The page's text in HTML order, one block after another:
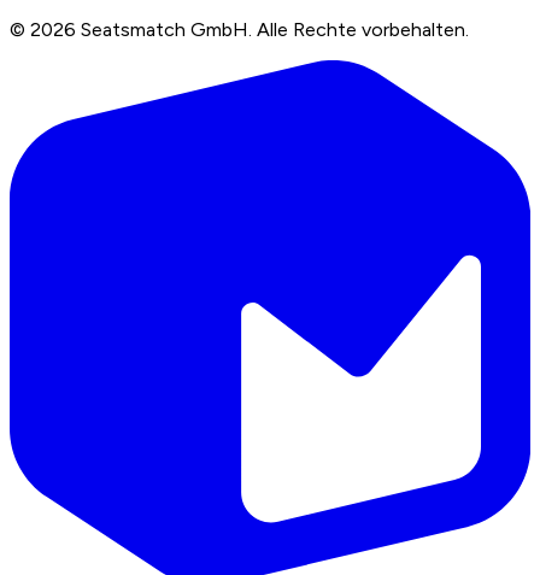
© 2026 Seatsmatch GmbH. Alle Rechte vorbehalten.